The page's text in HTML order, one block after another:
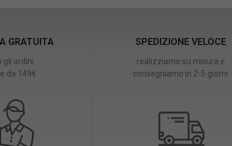
GRATUITA
gli ordini
da 149€
SPEDIZIONE VELOCE
realizziamo su misura e
consegniamo in 2-5 giorni